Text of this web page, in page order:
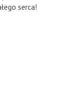
serca!